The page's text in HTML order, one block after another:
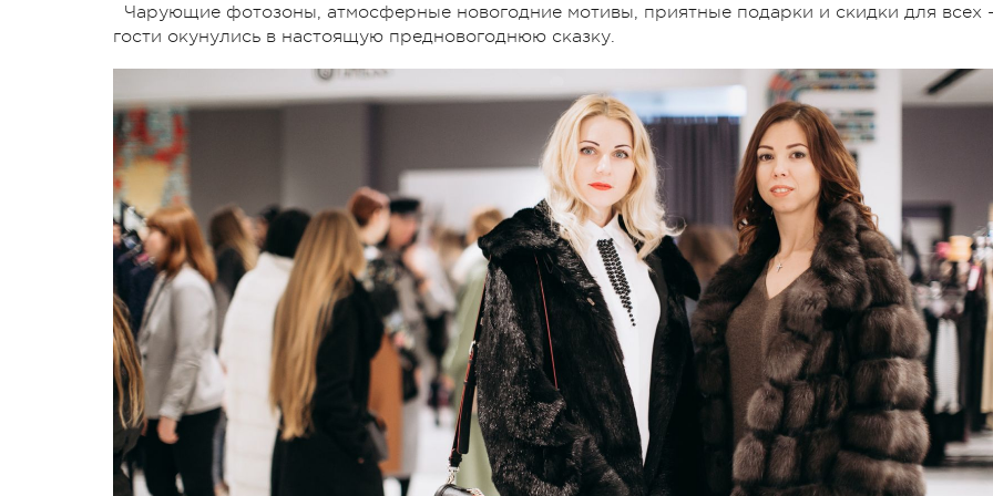
Чарующие фотозоны, атмосферные новогодние мотивы, приятные подарки и скидки для всех
гости окунулись в настоящую предновогоднюю сказку.